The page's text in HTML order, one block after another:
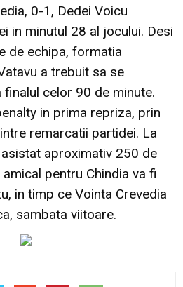
0-1, Dedei Voicu
in minutul 28 al jocului. Desi
de echipa, formatia
a trebuit sa se
celor 90 de minute.
in prima repriza, prin
remarcatii partidei. La
aproximativ 250 de
pentru Chindia va fi
in timp ce Vointa Crevedia
sambata viitoare.